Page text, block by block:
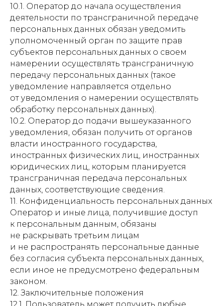
10.1. Оператор до начала осуществления
деятельности по трансграничной передаче
персональных данных обязан уведомить
уполномоченный орган по защите прав
субъектов персональных данных о своем
намерении осуществлять трансграничную
передачу персональных данных (такое
уведомление направляется отдельно
от уведомления о намерении осуществлять
обработку персональных данных).
10.2. Оператор до подачи вышеуказанного
уведомления, обязан получить от органов
власти иностранного государства,
иностранных физических лиц, иностранных
юридических лиц, которым планируется
трансграничная передача персональных
данных, соответствующие сведения.
11. Конфиденциальность персональных данных
Оператор и иные лица, получившие доступ
к персональным данным, обязаны
не раскрывать третьим лицам
и не распространять персональные данные
без согласия субъекта персональных данных,
если иное не предусмотрено федеральным
законом.
12. Заключительные положения